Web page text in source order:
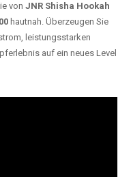
von JNR Shisha Hookah
hautnah. Überzeugen Sie
leistungsstarken
auf ein neues Level